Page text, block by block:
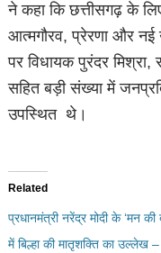
ने कहा कि छत्तीसगढ़ के
आत्मगौरव, प्रेरणा और
पर विधायक पुरंदर
सहित बड़ी संख्या में
उपस्थित थे।
Related
प्रधानमंत्री नरेंद्र मोदी के ‘मन की
में बिल्हा की मातृशक्ति का उल्लेख –